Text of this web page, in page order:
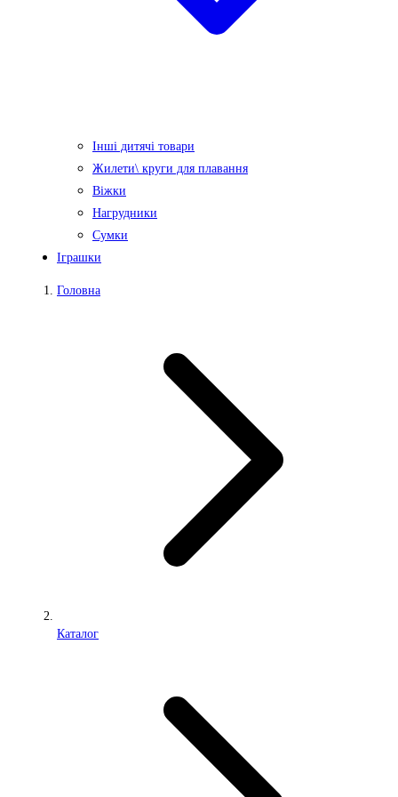
Інші дитячі товари
Жилети\ круги для плавання
Віжки
Нагрудники
Сумки
Іграшки
Головна
Каталог